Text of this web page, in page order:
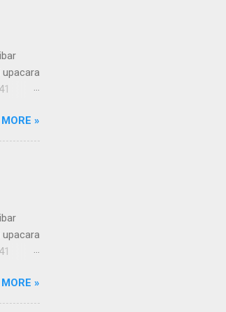
upacara
yang
dan
»
upacara
yang
»